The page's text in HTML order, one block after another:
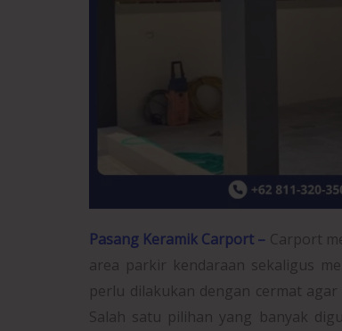
Pasang Keramik Carport – Carport
area parkir kendaraan sekaligus
perlu dilakukan dengan cermat
Salah satu pilihan yang banyak